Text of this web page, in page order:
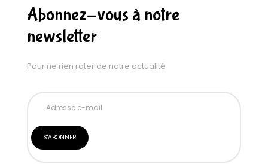
Abonnez-vous à notre
newsletter
Pour ne rien rater de notre actualité